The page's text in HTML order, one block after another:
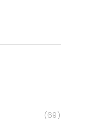
(69)